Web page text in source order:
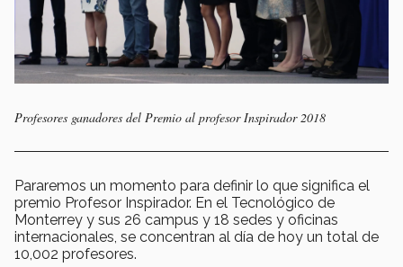
Profesores ganadores del Premio al profesor Inspirador 2018
Pararemos un momento para definir lo que significa el
premio Profesor Inspirador. En el Tecnológico de
Monterrey y sus 26 campus y 18 sedes y oficinas
internacionales, se concentran al día de hoy un total de
10,002 profesores.